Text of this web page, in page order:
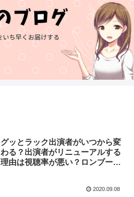
グッとラック出演者がいつから変
わる？出演者がリニューアルする
理由は視聴率が悪い？ロンブー
2020.09.08